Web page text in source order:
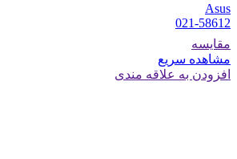
Asus
021-58612
مقایسه
مشاهده سریع
افزودن به علاقه مندی